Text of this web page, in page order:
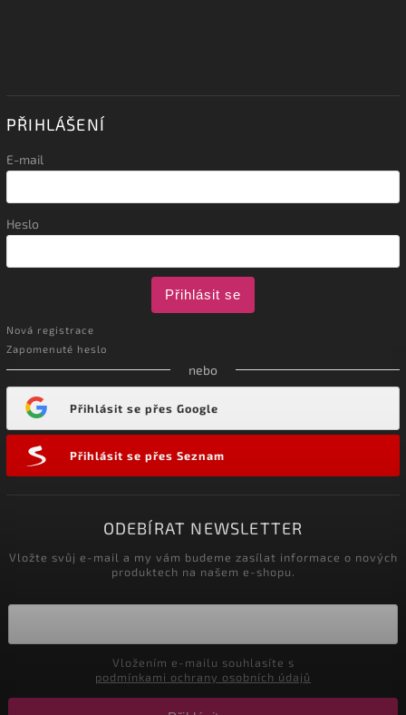
PŘIHLÁŠENÍ
E-mail
Heslo
Přihlásit se
Nová registrace
Zapomenuté heslo
nebo
Přihlásit se přes Google
Přihlásit se přes Seznam
ODEBÍRAT NEWSLETTER
Vložte svůj e-mail a my vám budeme zasílat informace o nových
produktech na našem e-shopu.
podmínkami ochrany osobních údajů